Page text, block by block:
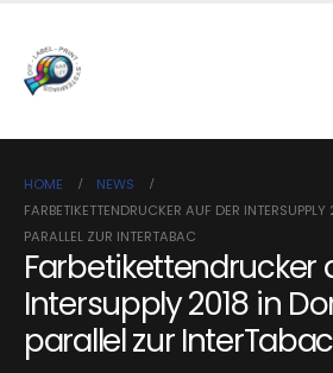
HOME
NEWS
FARBETIKETTENDRUCKER AUF DER
PARALLEL ZUR INTERTABAC
Farbetikettendrucker
Intersupply 2018 in
parallel zur InterTabac